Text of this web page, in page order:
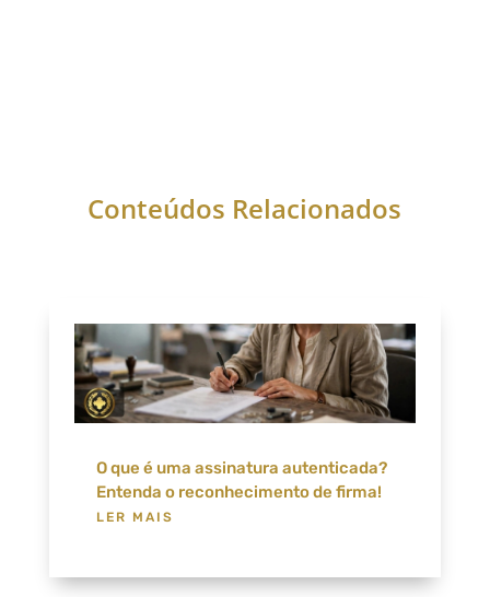
Conteúdos Relacionados
O que é uma assinatura autenticada?
Entenda o reconhecimento de firma!
LER MAIS